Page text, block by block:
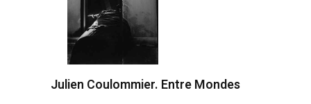
Julien Coulommier. Entre Mondes